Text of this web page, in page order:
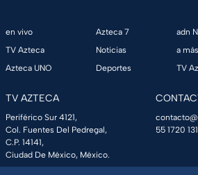
en vivo
TV Azteca
Azteca UNO
Azteca 7
Noticias
Deportes
adn
a
TV
TV AZTECA
Periférico Sur 4121,
Col. Fuentes Del Pedregal,
C.P. 14141,
Ciudad De México, México.
55 1720